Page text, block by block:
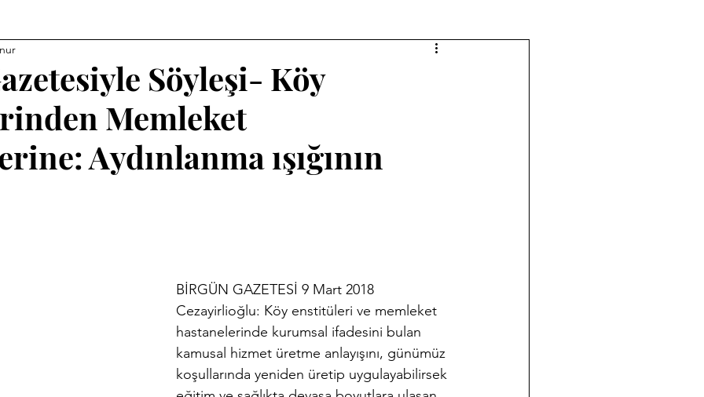
Kitapları Basında çalışmalarımız
Demirci Yazıları Eski Kitaplar
Kent Kimliği
Söyleşi- Köy
Memleket
Aydınlanma ışığının
BİRGÜN GAZETESİ 9 Mart 2018
Cezayirlioğlu: Köy enstitüleri ve memleket
hastanelerinde kurumsal ifadesini bulan
kamusal hizmet üretme anlayışını, günümüz
koşullarında yeniden üretip uygulayabilirsek